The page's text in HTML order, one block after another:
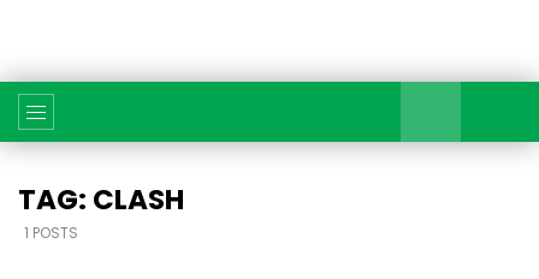
TAG: CLASH
1 POSTS